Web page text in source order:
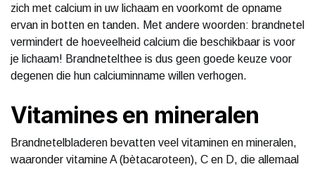
zich met calcium in uw lichaam en voorkomt de opname
ervan in botten en tanden. Met andere woorden: brandnetel
vermindert de hoeveelheid calcium die beschikbaar is voor
je lichaam! Brandnetelthee is dus geen goede keuze voor
degenen die hun calciuminname willen verhogen.
Vitamines en mineralen
Brandnetelbladeren bevatten veel vitaminen en mineralen,
waaronder vitamine A (bètacaroteen), C en D, die allemaal